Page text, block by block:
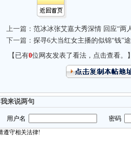
上一篇： 范冰冰张艾嘉大秀深情 回应“两
下一篇： 探寻6大当红女主播的似锦“钱”途
【已有0位网友发表了看法，点击查看。】
我来说两句
用户名 密码